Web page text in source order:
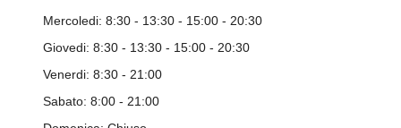
Mercoledi: 8:30 - 13:30 - 15:00 - 20:30
Giovedi: 8:30 - 13:30 - 15:00 - 20:30
Venerdi: 8:30 - 21:00
Sabato: 8:00 - 21:00